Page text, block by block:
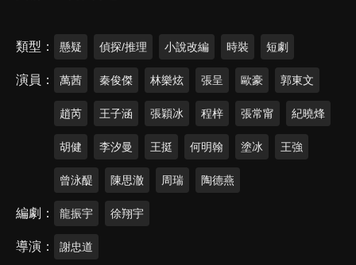
類型 懸疑 偵探/推理 小說改編 時裝 短劇
演員 萬茜 秦俊傑 林樂炫 張呈 歐豪 郭東文
趙芮 王子涵 張穎冰 程梓 張常甯 紀曉烽
胡健 李汐曼 王挺 何明翰 塗冰 王強
曾泳醍 陳思澈 周瑞 陶德燕
編劇 龍振宇 徐翔宇
導演 謝忠道